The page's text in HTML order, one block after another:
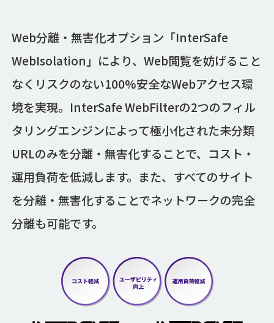
Web分離・無害化オプション「InterSafe
WebIsolation」により、Web閲覧を妨げること
なくリスクのない100%安全なWebアクセス環
境を実現。InterSafe WebFilterの2つのフィル
タリングエンジンによって極小化された未分類
URLのみを分離・無害化することで、コスト・
運用負荷を低減します。また、すべてのサイト
を分離・無害化することでネットワークの完全
分離も可能です。